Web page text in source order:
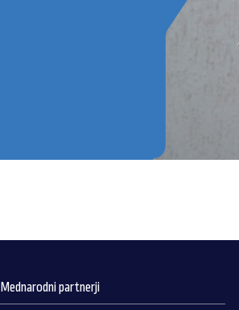
Mednarodni partnerji